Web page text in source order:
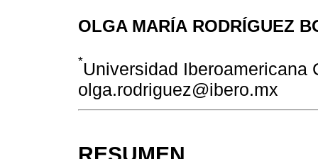
OLGA MARÍA RODRÍGUEZ
*Universidad Iberoamericana
olga.rodriguez@ibero.mx